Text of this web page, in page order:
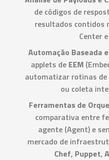
de códigos de
resultados contidos
Center
Automação Baseada
applets de EEM
automatizar rotinas
ou coleta
Ferramentas de
comparativa entre
agente (Agent) e
mercado de
Chef, Puppet,